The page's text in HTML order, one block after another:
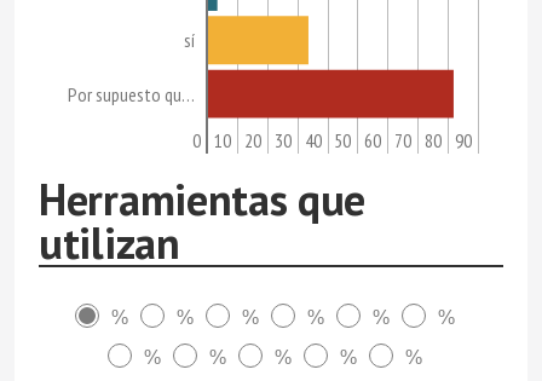
sí
Por supuesto qu…
0 10 20 30 40 50 60 70 80 90
Herramientas que
utilizan
% % % % %
%
%
% % % %